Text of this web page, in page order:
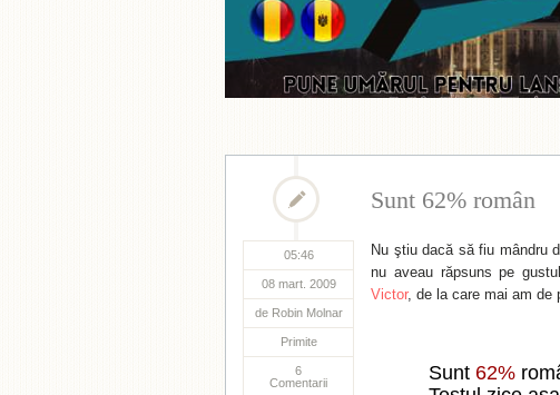
05:46
08 mart. 2009
de Robin Molnar
Primite
6
Comentarii
Sunt 62% român
Nu ştiu dacă să fiu mândru
nu aveau răpsuns pe
Victor, de la care mai am de
Sunt 62%